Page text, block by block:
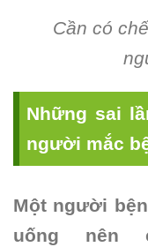
Cần có
Những sai
người mắc
Một người
uống nên